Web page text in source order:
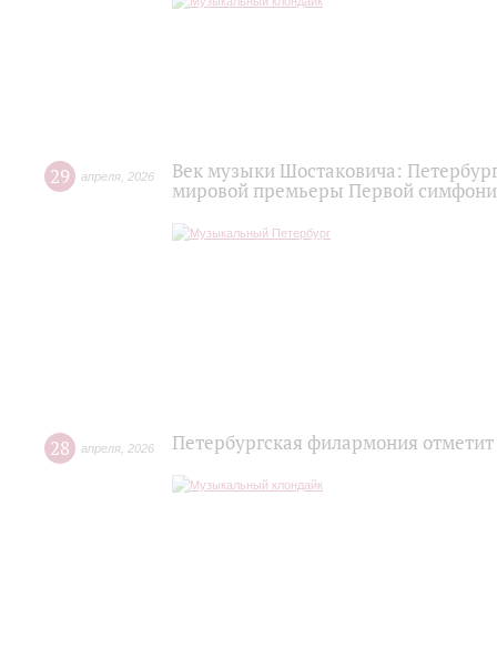
29 апреля 2026
Век музыки Шостаковича:
мировой премьеры Первой
28 апреля 2026 Петербургская филармония